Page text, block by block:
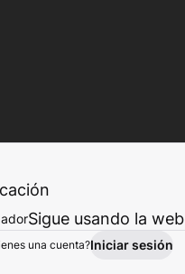
Explorar Actividad
Sigue usando la web
una cuenta?Iniciar sesión